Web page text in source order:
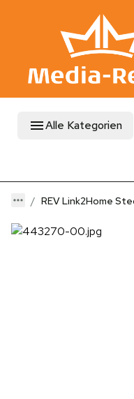
Alle Kategorien
REV Link2Home